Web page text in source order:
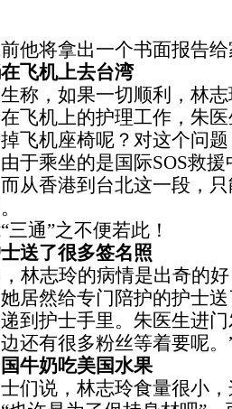
他将拿出一个书面报告
机上去台湾
，如果一切顺利，林志
机上的护理工作，朱医
飞机座椅呢？对这个问
于乘坐的是国际SOS救
从香港到台北这一段，
通”之不便若此！
了很多签名照
志玲的病情是出奇的好
居然给专门陪护的护士
到护士手里。朱医生进
还有很多粉丝等着要呢。
奶吃美国水果
说，林志玲食量很小，